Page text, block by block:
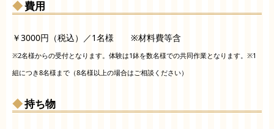
費用
￥3000円（税込）／1名様 ※材料費等含
※2名様からの受付となります。体験は1鉢を数名様での共同作業となります。※1
組につき8名様まで（8名様以上の場合はご相談ください）
持ち物